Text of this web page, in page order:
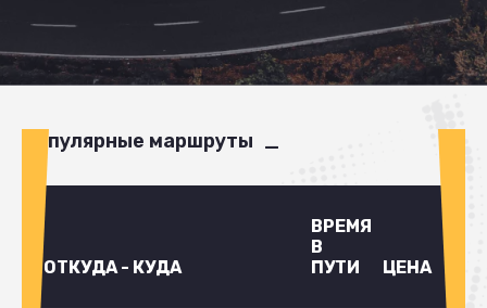
Популярные маршруты
ОТКУДА - КУДА
ВРЕМЯ
В
ПУТИ
ЦЕНА